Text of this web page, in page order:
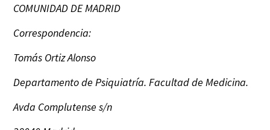
COMUNIDAD DE MADRID
Correspondencia:
Tomás Ortiz Alonso
Departamento de Psiquiatría. Facultad de Medicina.
Avda Complutense s/n